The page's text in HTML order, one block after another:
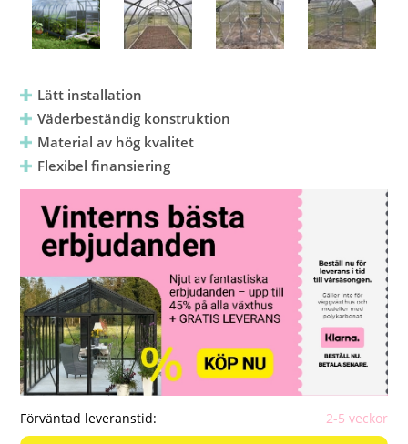
Lätt installation
Väderbeständig konstruktion
Material av hög kvalitet
Flexibel finansiering
Förväntad leveranstid: 2-5 veckor